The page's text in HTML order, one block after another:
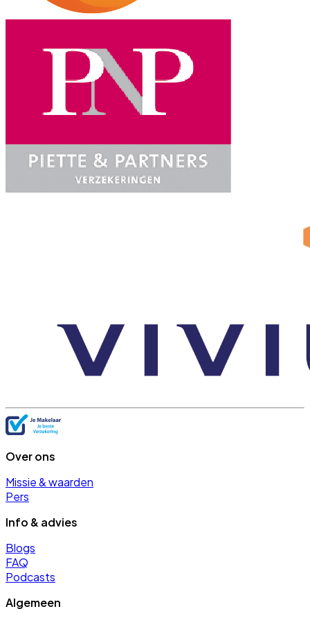
Over ons
Missie & waarden
Pers
Info & advies
Blogs
FAQ
Podcasts
Algemeen